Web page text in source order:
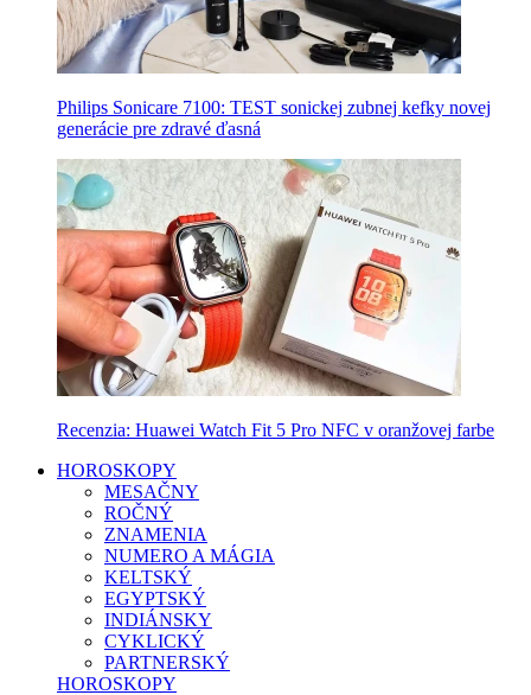
Philips Sonicare 7100: TEST sonickej zubnej kefky novej
generácie pre zdravé ďasná
Recenzia: Huawei Watch Fit 5 Pro NFC v oranžovej farbe
HOROSKOPY
MESAČNY
ROČNÝ
ZNAMENIA
NUMERO A MÁGIA
KELTSKÝ
EGYPTSKÝ
INDIÁNSKY
CYKLICKÝ
PARTNERSKÝ
HOROSKOPY